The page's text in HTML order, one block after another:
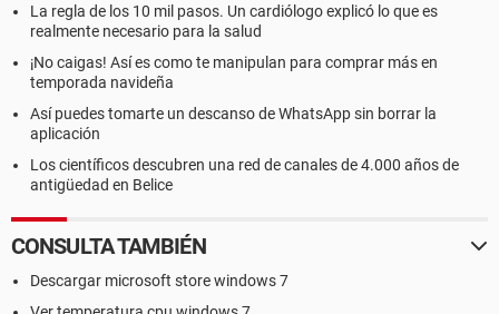
La regla de los 10 mil pasos. Un cardiólogo explicó lo que es
realmente necesario para la salud
¡No caigas! Así es como te manipulan para comprar más en
temporada navideña
Así puedes tomarte un descanso de WhatsApp sin borrar la
aplicación
Los científicos descubren una red de canales de 4.000 años de
antigüedad en Belice
CONSULTA TAMBIÉN
Descargar microsoft store windows 7